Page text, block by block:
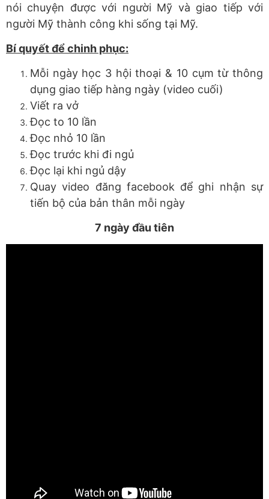
nói chuyện được với người Mỹ và giao tiếp với
người Mỹ thành công khi sống tại Mỹ.
Bí quyết để chinh phục:
Mỗi ngày học 3 hội thoại & 10 cụm từ thông
dụng giao tiếp hàng ngày (video cuối)
Viết ra vở
Đọc to 10 lần
Đọc nhỏ 10 lần
Đọc trước khi đi ngủ
Đọc lại khi ngủ dậy
Quay video đăng facebook để ghi nhận sự
tiến bộ của bản thân mỗi ngày
7 ngày đầu tiên